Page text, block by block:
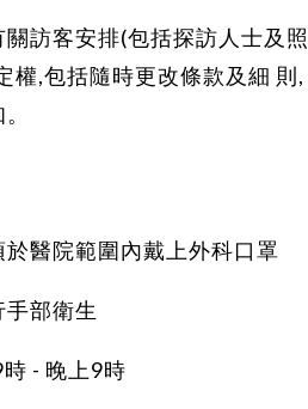
訪客安排(包括探訪人士及照
權,包括隨時更改條款及細 則,
醫院範圍內戴上外科口罩
部衛生
- 晚上9時